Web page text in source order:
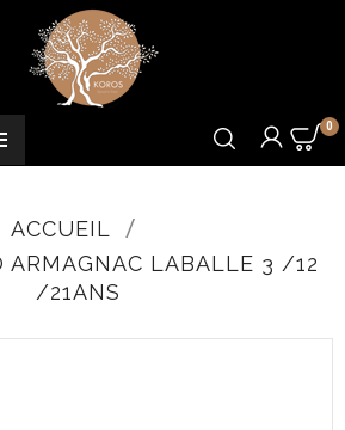
0
ACCUEIL
ARMAGNAC LABALLE 3 /12
/21ANS